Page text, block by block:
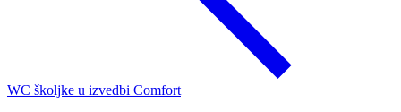
WC školjke u izvedbi Comfort